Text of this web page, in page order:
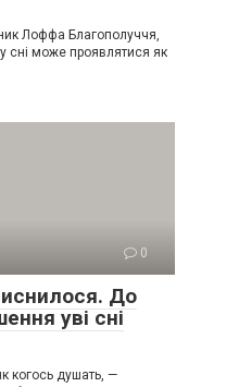
Лоффа Благополуччя,
у сні може проявлятися як
0
До
уві сні
когось душать, —